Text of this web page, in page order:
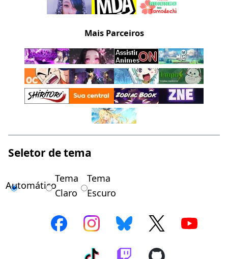
Mais Parceiros
Seletor de tema
Automático
Tema
Claro
Tema
Escuro